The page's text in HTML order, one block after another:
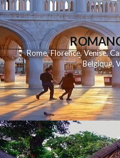
Rome,Florence,Venise,
Belgique,